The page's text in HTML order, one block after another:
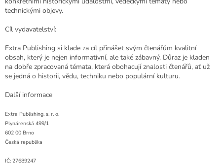
technickými objevy.
Cíl vydavatelství:
Extra Publishing si klade za cíl přinášet svým čtenářům kvalitní
obsah, který je nejen informativní, ale také zábavný. Důraz je kladen
na dobře zpracovaná témata, která obohacují znalosti čtenářů, ať už
se jedná o historii, vědu, techniku nebo populární kulturu.
Další informace
Extra Publishing, s. r. o.
Plynárenská 499/1
602 00 Brno
Česká republika
IČ: 27689247